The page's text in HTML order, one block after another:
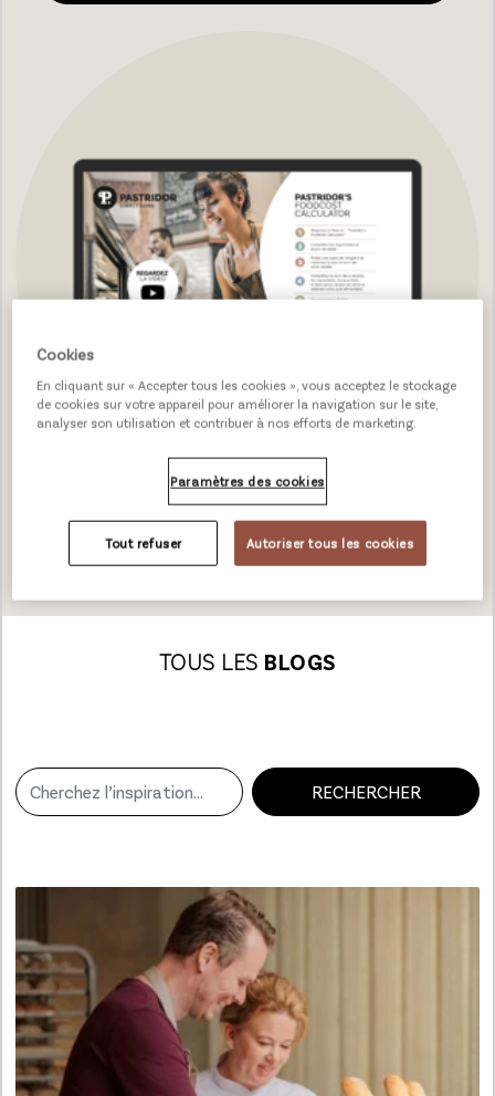
TÉLÉCHARGEMENTS
TOUS LES BLOGS
RECHERCHER
Cookies
En cliquant sur « Accepter tous les cookies », vous acceptez le stockage
de cookies sur votre appareil pour améliorer la navigation sur le site,
analyser son utilisation et contribuer à nos efforts de marketing.
Paramètres des cookies
Tout refuser Autoriser tous les cookies